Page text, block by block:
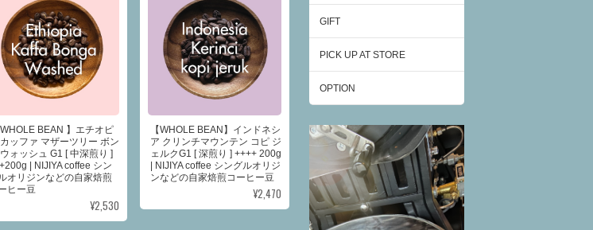
WHOLE BEAN 】エチオピ
ッファ マザーツリー ボン
ォッシュ G1 [ 中深煎り ]
| NIJIYA coffee シン
オリジンなどの自家焙煎
ヒー豆
¥2,530
【WHOLE BEAN】インドネシ
ア クリンチマウンテン コピ ジ
ェルクG1 [ 深煎り ] ++++ 200g
| NIJIYA coffee シングルオリジ
ンなどの自家焙煎コーヒー豆
¥2,470
GIFT
PICK UP AT STORE
OPTION